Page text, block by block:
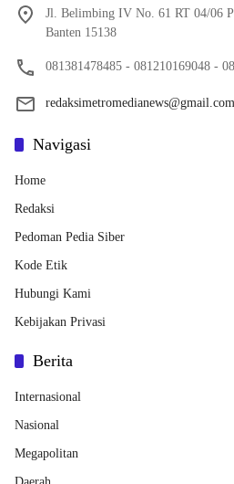
Jl. Belimbing IV No. 61 RT 04/06
Banten 15138
081381478485 - 081210169048 -
redaksimetromedianews@gmail.com
Navigasi
Home
Redaksi
Pedoman Pedia Siber
Kode Etik
Hubungi Kami
Kebijakan Privasi
Berita
Internasional
Nasional
Megapolitan